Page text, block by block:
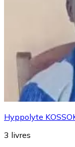
Hyppolyte
3 livres